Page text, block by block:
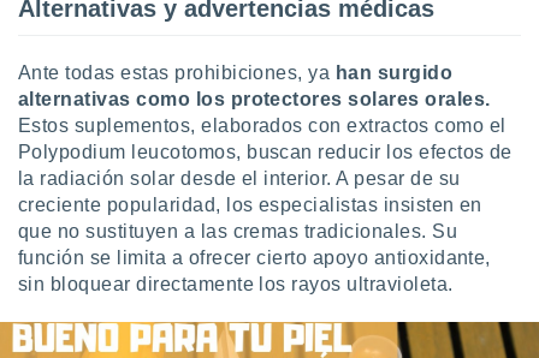
Alternativas y advertencias médicas
Ante todas estas prohibiciones, ya han surgido
alternativas como los protectores solares orales.
Estos suplementos, elaborados con extractos como el
Polypodium leucotomos, buscan reducir los efectos de
la radiación solar desde el interior. A pesar de su
creciente popularidad, los especialistas insisten en
que no sustituyen a las cremas tradicionales. Su
función se limita a ofrecer cierto apoyo antioxidante,
sin bloquear directamente los rayos ultravioleta.